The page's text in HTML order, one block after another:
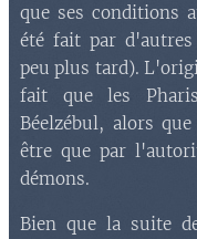
que ses conditions
été fait par
peu plus tard).
fait que les
Béelzébul, alors
être que par
démons.
Bien que la suite